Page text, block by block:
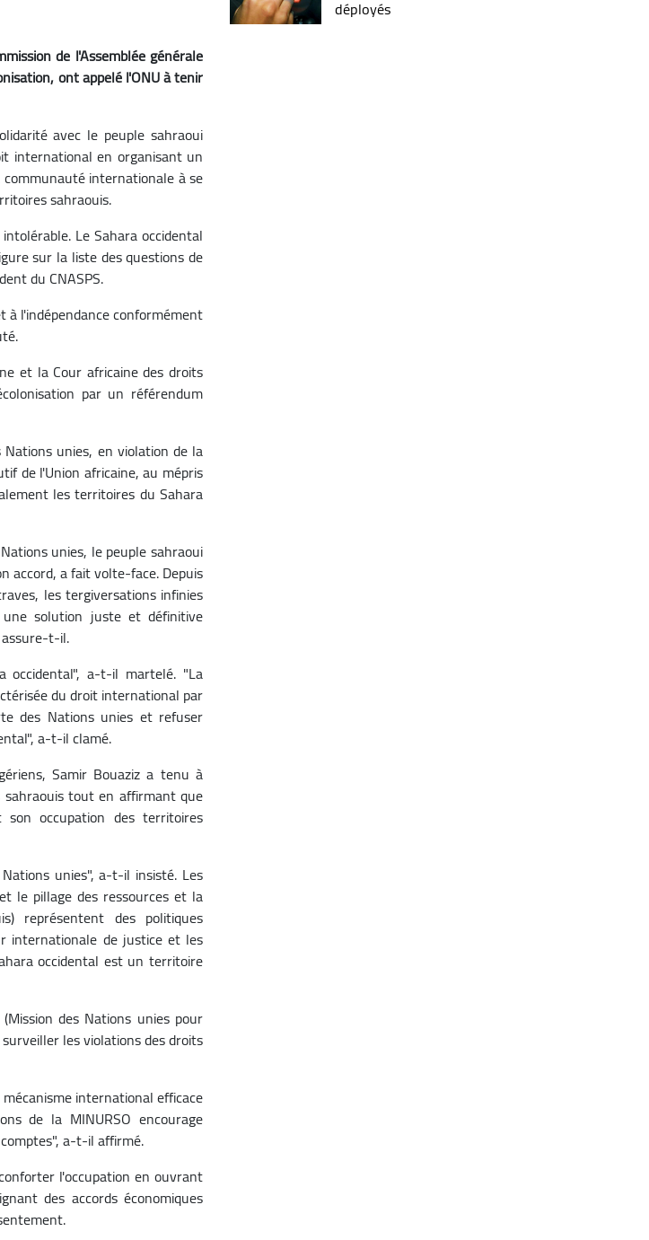
de l'Assemblée générale
ont appelé l'ONU à tenir
avec le peuple sahraoui
international en organisant un
internationale à se
sahraouis.
Le Sahara occidental
sur la liste des questions de
du CNASPS.
l'indépendance conformément
et la Cour africaine des droits
par un référendum
unies, en violation de la
de l'Union africaine, au mépris
les territoires du Sahara
unies, le peuple sahraoui
accord, a fait volte-face. Depuis
les tergiversations infinies
solution juste et définitive
t-il.
occidental", a-t-il martelé. "La
du droit international par
des Nations unies et refuser
a-t-il clamé.
Samir Bouaziz a tenu à
sahraouis tout en affirmant que
occupation des territoires
unies", a-t-il insisté. Les
le pillage des ressources et la
représentent des politiques
internationale de justice et les
occidental est un territoire
des Nations unies pour
les violations des droits
international efficace
de la MINURSO encourage
a-t-il affirmé.
l'occupation en ouvrant
des accords économiques
déployés